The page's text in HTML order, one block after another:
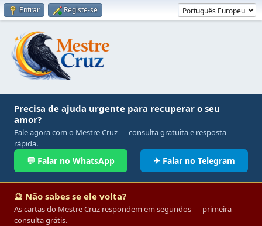
Entrar Registe-se
Precisa de ajuda urgente para recuperar o seu
amor?
Fale agora com o Mestre Cruz — consulta gratuita e resposta
rápida.
💬 Falar no WhatsApp ✈ Falar no Telegram
🔮 Não sabes se ele volta?
As cartas do Mestre Cruz respondem em segundos — primeira
consulta grátis.